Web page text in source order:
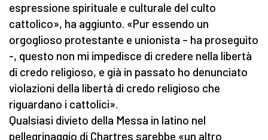
espressione spirituale e culturale del culto
cattolico», ha aggiunto. «Pur essendo un
orgoglioso protestante e unionista – ha proseguito
-, questo non mi impedisce di credere nella libertà
di credo religioso, e già in passato ho denunciato
violazioni della libertà di credo religioso che
riguardano i cattolici».
Qualsiasi divieto della Messa in latino nel
pellegrinaggio di Chartres sarebbe «un altro